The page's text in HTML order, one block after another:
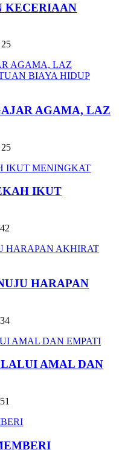
KECERIAAN
25
AGAMA, LAZ
25
IKUT
42
HARAPAN
34
AMAL DAN
51